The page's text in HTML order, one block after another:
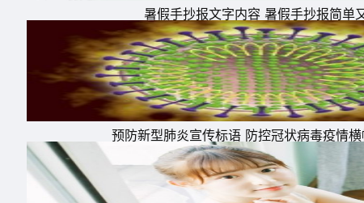
11、有一个夜晚我烧毁了所有的记忆,从此我的
盈了。—泰戈尔
12、哪有什么胜利可言，挺住就意味着一切。
13、我的生活不曾取悦我，所以我创造了自己
14、生活不可能像你想象的那么好，但也不会
暑假手抄报文字内容 暑假手抄报简单
预防新型肺炎宣传标语 防控冠状病毒疫情